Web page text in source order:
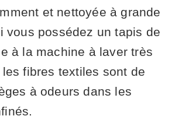
et nettoyée à grande
vous possédez un tapis de
à la machine à laver très
fibres textiles sont de
à odeurs dans les